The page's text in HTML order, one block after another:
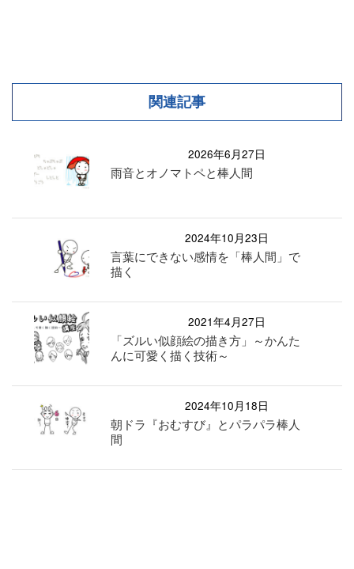
関連記事
2026年6月27日
雨音とオノマトペと棒人間
2024年10月23日
言葉にできない感情を「棒人間」で
描く
2021年4月27日
「ズルい似顔絵の描き方」～かんた
んに可愛く描く技術～
2024年10月18日
朝ドラ『おむすび』とパラパラ棒人
間